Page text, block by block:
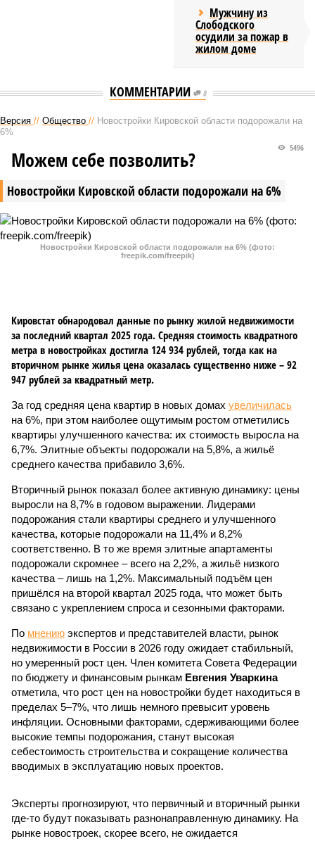
Мужчину из
Слободского
осудили за пожар в
жилом доме
КОММЕНТАРИИ 0
Версия // Общество // Новостройки Кировской области подорожали на
6%
Новостройки Кировской области подорожали на 6%
5496
Можем себе позволить?
Новостройки Кировской области подорожали на 6% (фото:
freepik.com/freepik)
Кировстат обнародовал данные по рынку жилой недвижимости
за последний квартал 2025 года. Средняя стоимость квадратного
метра в новостройках достигла 124 934 рублей, тогда как на
вторичном рынке жилья цена оказалась существенно ниже – 92
947 рублей за квадратный метр.
За год средняя цена квартир в новых домах увеличилась
на 6%, при этом наиболее ощутимым ростом отметились
квартиры улучшенного качества: их стоимость выросла на
6,7%. Элитные объекты подорожали на 5,8%, а жильё
среднего качества прибавило 3,6%.
Вторичный рынок показал более активную динамику: цены
выросли на 8,7% в годовом выражении. Лидерами
подорожания стали квартиры среднего и улучшенного
качества, которые подорожали на 11,4% и 8,2%
соответственно. В то же время элитные апартаменты
подорожали скромнее – всего на 2,2%, а жильё низкого
качества – лишь на 1,2%. Максимальный подъём цен
пришёлся на второй квартал 2025 года, что может быть
связано с укреплением спроса и сезонными факторами.
По мнению экспертов и представителей власти, рынок
недвижимости в России в 2026 году ожидает стабильный,
но умеренный рост цен. Член комитета Совета Федерации
по бюджету и финансовым рынкам Евгения Уваркина
отметила, что рост цен на новостройки будет находиться в
пределах 5–7%, что лишь немного превысит уровень
инфляции. Основными факторами, сдерживающими более
высокие темпы подорожания, станут высокая
себестоимость строительства и сокращение количества
вводимых в эксплуатацию новых проектов.
Эксперты прогнозируют, что первичный и вторичный рынки
где-то будут показывать разнонаправленную динамику. На
рынке новостроек, скорее всего, не ожидается